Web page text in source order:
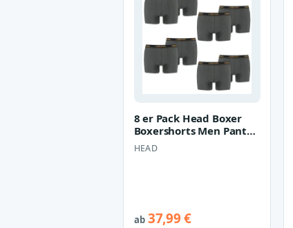
8 er Pack Head Boxer
Boxershorts Men Pant
Unterwäsche
HEAD
ab37,99 €